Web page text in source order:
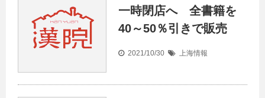
一時閉店へ 全書籍を
40～50％引きで販売
2021/10/30 上海情報